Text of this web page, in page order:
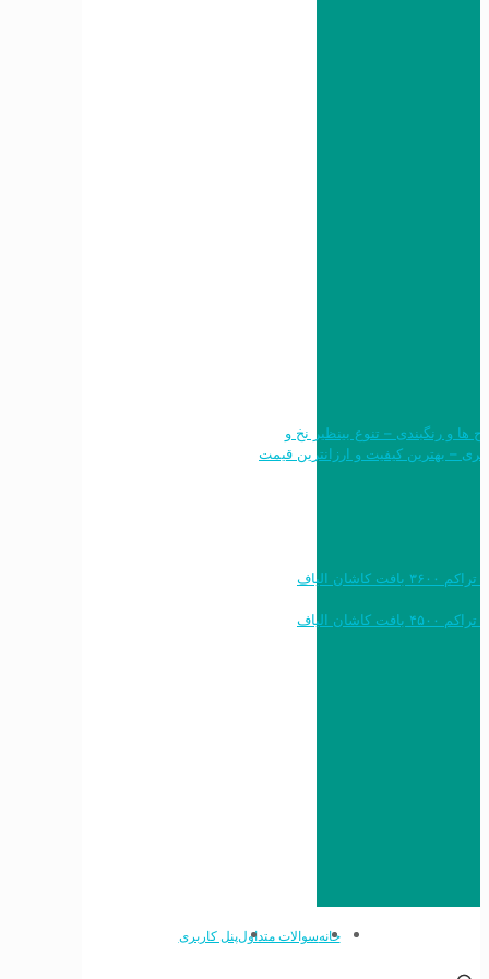
طرح ها و رنگبندی – تنوع بینظیر نخ و
خرید به قیمت فرش ماشینی ۱۲۰۰ شانه تراکم ۳۶۰۰ بافت کاشان الیاف
خرید به قیمت فرش ماشینی ۱۵۰۰ شانه تراکم ۴۵۰۰ بافت کاشان الیاف
خانهسوالات متداولپنل کاربری